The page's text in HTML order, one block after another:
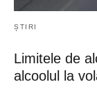
ȘTIRI
Limitele de
alcoolul la